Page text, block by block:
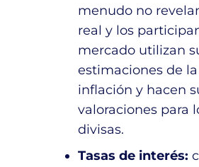
menudo no
real y los
mercado utilizan
estimaciones de
inflación y hacen
valoraciones para
divisas.
Tasas de interés: